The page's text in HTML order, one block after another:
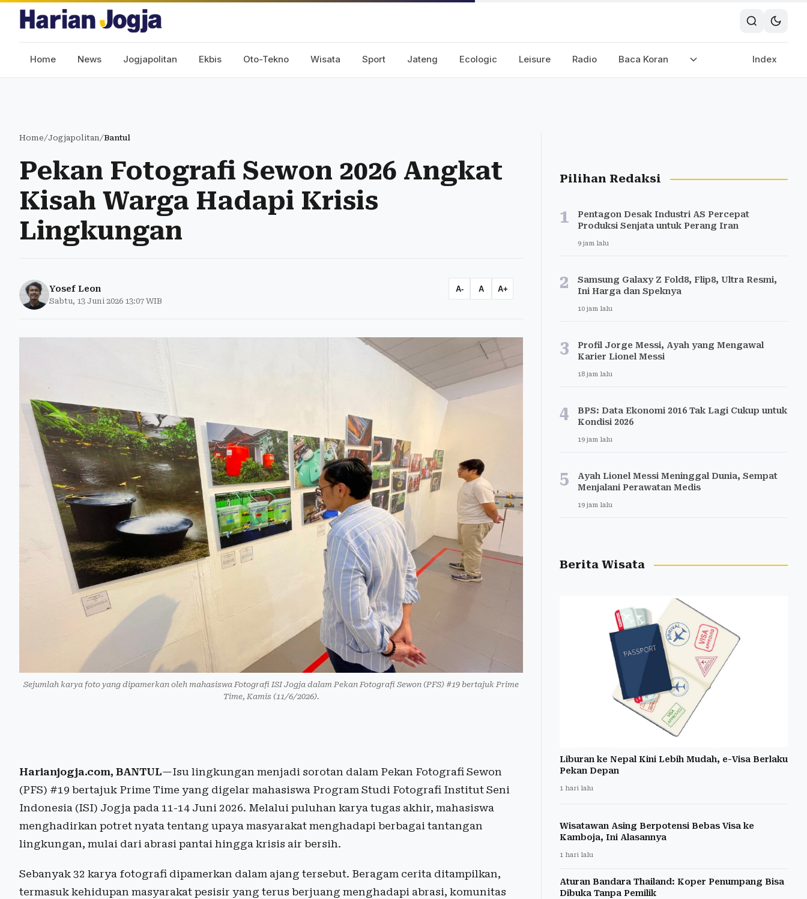
Home News Jogjapolitan Ekbis Oto-Tekno Wisata Sport Jateng Ecologic Leisure Radio Baca Koran Index
Home/Jogjapolitan/Bantul
Pekan Fotografi Sewon 2026 Angkat
Kisah Warga Hadapi Krisis
Lingkungan
Yosef Leon
Sabtu, 13 Juni 2026 13:07 WIB
A- A A+
Sejumlah karya foto yang dipamerkan oleh mahasiswa Fotografi ISI Jogja dalam Pekan Fotografi Sewon (PFS) #19 bertajuk Prime
Time, Kamis (11/6/2026).
Harianjogja.com, BANTUL—Isu lingkungan menjadi sorotan dalam Pekan Fotografi Sewon
(PFS) #19 bertajuk Prime Time yang digelar mahasiswa Program Studi Fotografi Institut Seni
Indonesia (ISI) Jogja pada 11-14 Juni 2026. Melalui puluhan karya tugas akhir, mahasiswa
menghadirkan potret nyata tentang upaya masyarakat menghadapi berbagai tantangan
lingkungan, mulai dari abrasi pantai hingga krisis air bersih.
Sebanyak 32 karya fotografi dipamerkan dalam ajang tersebut. Beragam cerita ditampilkan,
termasuk kehidupan masyarakat pesisir yang terus berjuang menghadapi abrasi, komunitas
Pilihan Redaksi
1
Pentagon Desak Industri AS Percepat
Produksi Senjata untuk Perang Iran
9 jam lalu
2
Samsung Galaxy Z Fold8, Flip8, Ultra Resmi,
Ini Harga dan Speknya
10 jam lalu
3
Profil Jorge Messi, Ayah yang Mengawal
Karier Lionel Messi
18 jam lalu
4
BPS: Data Ekonomi 2016 Tak Lagi Cukup untuk
Kondisi 2026
19 jam lalu
5
Ayah Lionel Messi Meninggal Dunia, Sempat
Menjalani Perawatan Medis
19 jam lalu
Berita Wisata
Liburan ke Nepal Kini Lebih Mudah, e-Visa Berlaku
Pekan Depan
1 hari lalu
Wisatawan Asing Berpotensi Bebas Visa ke
Kamboja, Ini Alasannya
1 hari lalu
Aturan Bandara Thailand: Koper Penumpang Bisa
Dibuka Tanpa Pemilik